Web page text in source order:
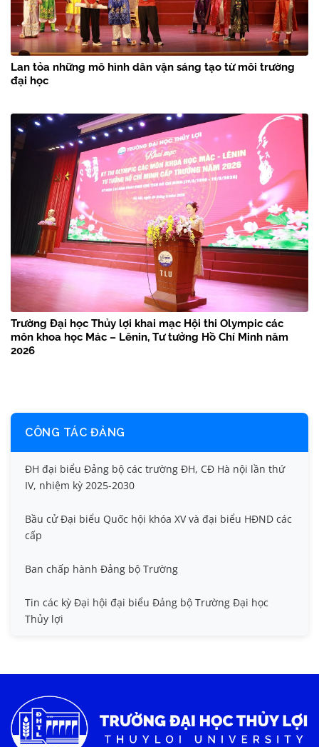
Lan tỏa những mô hình dân vận sáng tạo từ môi trường
đại học
Trường Đại học Thủy lợi khai mạc Hội thi Olympic các
môn khoa học Mác – Lênin, Tư tưởng Hồ Chí Minh năm
2026
CÔNG TÁC ĐẢNG
ĐH đại biểu Đảng bộ các trường ĐH, CĐ Hà nội lần thứ
IV, nhiệm kỳ 2025-2030
Bầu cử Đại biểu Quốc hội khóa XV và đại biểu HĐND các
cấp
Ban chấp hành Đảng bộ Trường
Tin các kỳ Đại hội đại biểu Đảng bộ Trường Đại học
Thủy lợi